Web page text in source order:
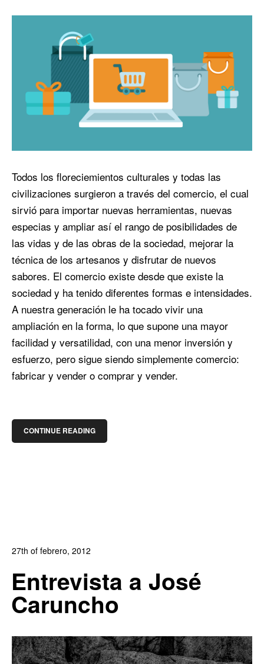
Todos los floreciemientos culturales y todas las
civilizaciones surgieron a través del comercio, el cual
sirvió para importar nuevas herramientas, nuevas
especias y ampliar así el rango de posibilidades de
las vidas y de las obras de la sociedad, mejorar la
técnica de los artesanos y disfrutar de nuevos
sabores. El comercio existe desde que existe la
sociedad y ha tenido diferentes formas e intensidades.
A nuestra generación le ha tocado vivir una
ampliación en la forma, lo que supone una mayor
facilidad y versatilidad, con una menor inversión y
esfuerzo, pero sigue siendo simplemente comercio:
fabricar y vender o comprar y vender.
CONTINUE READING
27th of febrero, 2012
1
Entrevista a José
Caruncho